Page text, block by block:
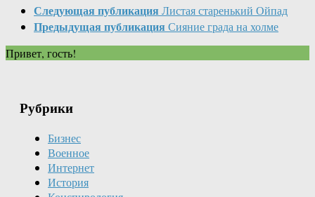
Следующая публикация Листая старенький Ойпад
Предыдущая публикация Сияние града на холме
Привет, гость!
Рубрики
Бизнес
Военное
Интернет
История